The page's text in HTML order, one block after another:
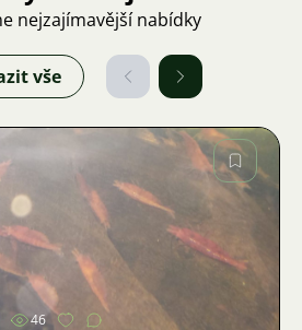
nejzajímavější nabídky
vše
Obrázek
46